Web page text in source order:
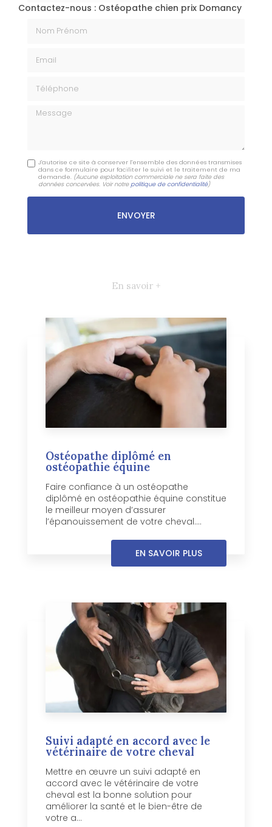
Contactez-nous : Ostéopathe chien prix Domancy
Message
J'autorise ce site à conserver l'ensemble des données transmises
dans ce formulaire pour faciliter le suivi et le traitement de ma
demande. (Aucune exploitation commerciale ne sera faite des
données concervées. Voir notre politique de confidentialité)
En savoir +
Ostéopathe diplômé en
ostéopathie équine
Faire confiance à un ostéopathe
diplômé en ostéopathie équine constitue
le meilleur moyen d’assurer
l’épanouissement de votre cheval....
EN SAVOIR PLUS
Suivi adapté en accord avec le
vétérinaire de votre cheval
Mettre en œuvre un suivi adapté en
accord avec le vétérinaire de votre
cheval est la bonne solution pour
améliorer la santé et le bien-être de
votre a...